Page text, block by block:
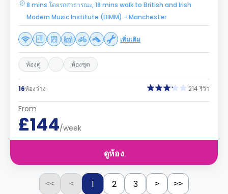
8 mins โดยรถสาธารณะ, 18 mins walk to British and Irish
Modern Music Institute (BIMM) - Manchester
เพิ่มเติม
ห้องคู่ ห้องชุด
16ห้องว่าง 214 รีวิว
From
£144/week
ดูห้อง
<< < 1 2 3 > >>